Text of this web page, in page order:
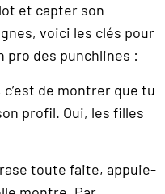
et capter son
voici les clés pour
des punchlines :
c’est de montrer que tu
profil. Oui, les filles
toute faite, appuie-